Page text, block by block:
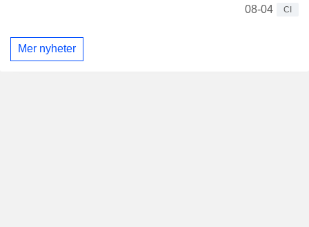
08-04
CI
Mer nyheter